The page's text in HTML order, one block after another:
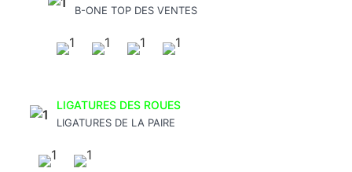
B-ONE TOP DES VENTES
LIGATURES DES ROUES
LIGATURES DE LA PAIRE